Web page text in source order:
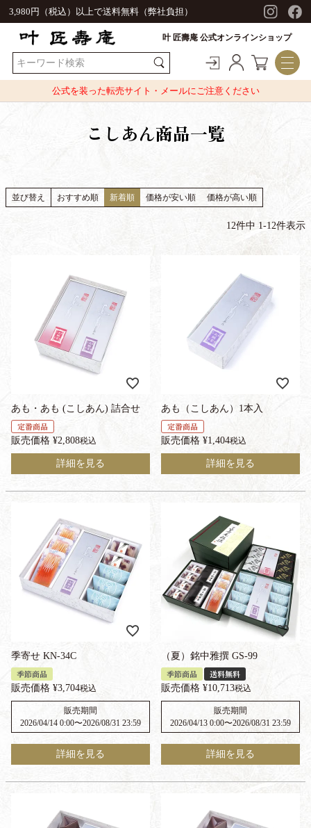
3,980円（税込）以上で送料無料（弊社負担）
叶 匠壽庵 公式オンラインショップ
公式を装った転売サイト・メールにご注意ください
こしあん商品一覧
並び替え おすすめ順 新着順 価格が安い順 価格が高い順
12件中 1-12件表示
あも・あも (こしあん) 詰合せ
定番商品
販売価格 ¥2,808税込
詳細を見る
あも（こしあん）1本入
定番商品
販売価格 ¥1,404税込
詳細を見る
季寄せ KN-34C
季節商品
販売価格 ¥3,704税込
販売期間
2026/04/14 0:00〜2026/08/31 23:59
詳細を見る
（夏）銘中雅撰 GS-99
季節商品 送料無料
販売価格 ¥10,713税込
販売期間
2026/04/13 0:00〜2026/08/31 23:59
詳細を見る